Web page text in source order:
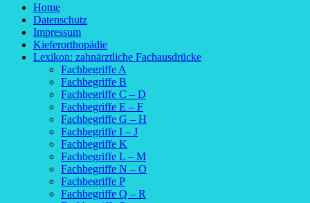
Home
Datenschutz
Impressum
Kieferorthopädie
Lexikon: zahnärztliche Fachausdrücke
Fachbegriffe A
Fachbegriffe B
Fachbegriffe C – D
Fachbegriffe E – F
Fachbegriffe G – H
Fachbegriffe I – J
Fachbegriffe K
Fachbegriffe L – M
Fachbegriffe N – O
Fachbegriffe P
Fachbegriffe Q – R